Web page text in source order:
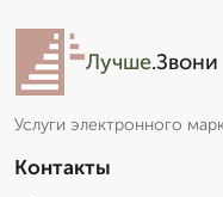
Лучше.Звони
Услуги электронного
Контакты